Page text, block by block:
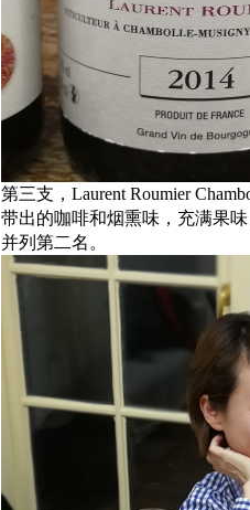
第三支，Laurent Roumier
带出的咖啡和烟熏味，充满果
并列第二名。